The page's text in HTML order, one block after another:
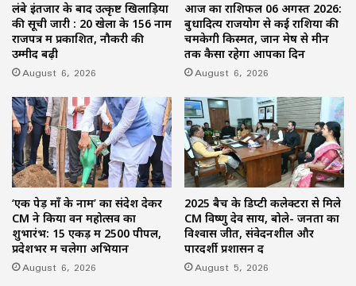
लंबे इंतजार के बाद उत्कृष्ट खिलाड़ियों
की सूची जारी : 20 खेलों के 156 नाम
राजपत्र में प्रकाशित, नौकरी की
उम्मीद बढ़ी
August 6, 2026
आज का राशिफल 06 अगस्त 2026:
बुधादित्य राजयोग से कई राशियों की
चमकेगी किस्मत, जानें मेष से मीन
तक कैसा रहेगा आपका दिन
August 6, 2026
‘एक पेड़ माँ के नाम’ का संदेश देकर
CM ने किया वन महोत्सव का
शुभारंभ: 15 एकड़ में 2500 पीपल,
प्रदेशभर में चलेगा अभियान
August 6, 2026
2025 बैच के डिप्टी कलेक्टरों से मिले
CM विष्णु देव साय, बोले- जनता का
विश्वास जीतें, संवेदनशील और
पारदर्शी प्रशासन दें
August 5, 2026